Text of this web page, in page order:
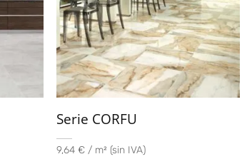
Serie CORFU
9,64 € / m² (sin IVA)